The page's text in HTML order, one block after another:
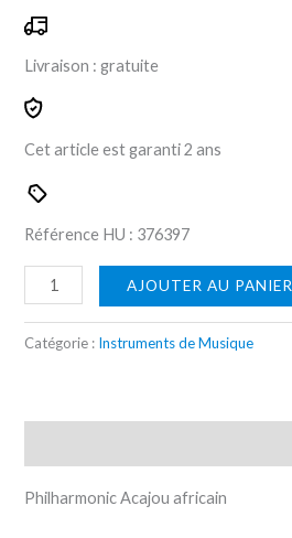
Livraison :gratuite
Cet article est garanti2 ans
Référence HU : 376397
AJOUTER AU PANIER
Catégorie : Instruments de Musique
Philharmonic Acajou africain